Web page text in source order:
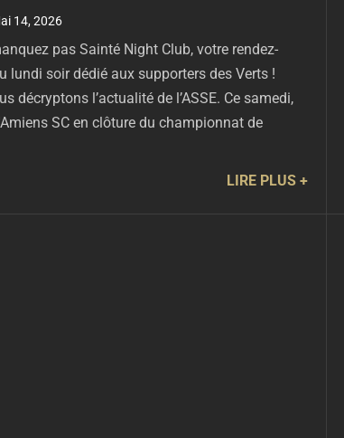
14, 2026
pas Sainté Night Club, votre rendez-
lundi soir dédié aux supporters des Verts !
décryptons l’actualité de l’ASSE. Ce samedi,
SC en clôture du championnat de
LIRE PLUS